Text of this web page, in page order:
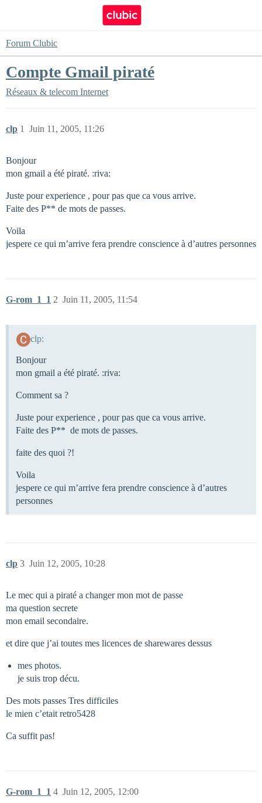
Forum Clubic
Compte Gmail piraté
Réseaux & telecom Internet
clp Juin 11, 2005, 11:26
1
Bonjour
mon gmail a été piraté. :riva:
Juste pour experience , pour pas que ca vous arrive.
Faite des P** de mots de passes.
Voila
jespere ce qui m’arrive fera prendre conscience à d’autres personnes
G-rom_1_1 Juin 11, 2005, 11:54
2
clp:
Bonjour
mon gmail a été piraté. :riva:
Comment sa ?
Juste pour experience , pour pas que ca vous arrive.
Faite des P** de mots de passes.
faite des quoi ?!
Voila
jespere ce qui m’arrive fera prendre conscience à d’autres
personnes
clp Juin 12, 2005, 10:28
3
Le mec qui a piraté a changer mon mot de passe
ma question secrete
mon email secondaire.
et dire que j’ai toutes mes licences de sharewares dessus
mes photos.
je suis trop décu.
Des mots passes Tres difficiles
le mien c’etait retro5428
Ca suffit pas!
G-rom_1_1 Juin 12, 2005, 12:00
4